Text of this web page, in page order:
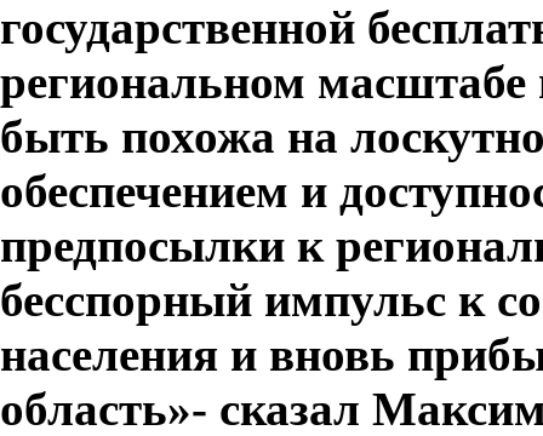
государственной
региональном
быть похожа на
обеспечением и
предпосылки к
бесспорный импульс к
населения и вновь
область»- сказал